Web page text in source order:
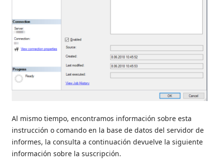
Al mismo tiempo, encontramos información sobre esta
instrucción o comando en la base de datos del servidor de
informes, la consulta a continuación devuelve la siguiente
información sobre la suscripción.